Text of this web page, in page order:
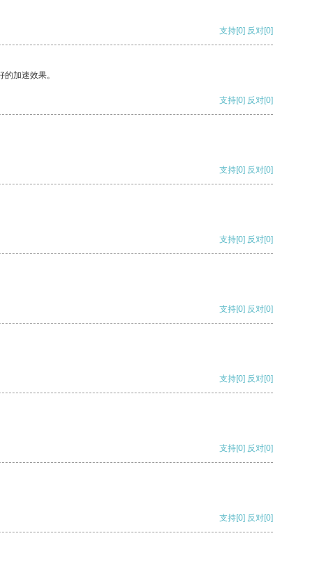
支持[0] 反对[0]
加速效果。
支持[0] 反对[0]
支持[0] 反对[0]
支持[0] 反对[0]
支持[0] 反对[0]
支持[0] 反对[0]
支持[0] 反对[0]
支持[0] 反对[0]